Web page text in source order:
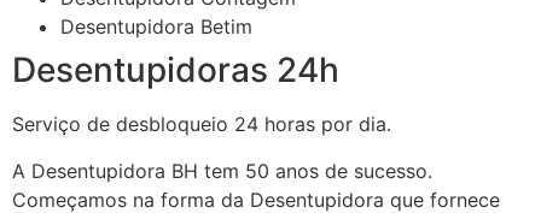
Desentupidora Betim
Desentupidoras 24h
Serviço de desbloqueio 24 horas por dia.
A Desentupidora BH tem 50 anos de sucesso.
Começamos na forma da Desentupidora que fornece